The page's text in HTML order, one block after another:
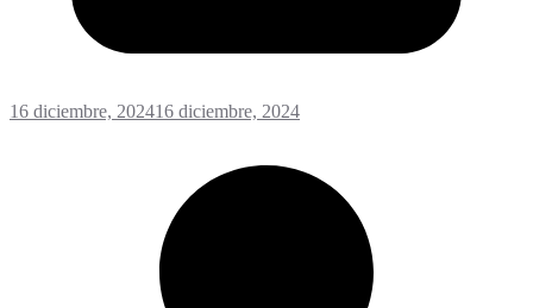
16 diciembre, 202416 diciembre, 2024